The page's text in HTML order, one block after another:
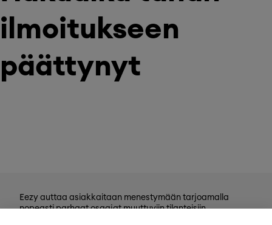
ilmoitukseen
päättynyt
Eezy auttaa asiakkaitaan menestymään tarjoamalla
nopeasti parhaat osaajat muuttuviin tilanteisiin